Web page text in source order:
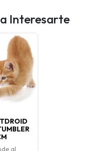
Interesarte
al